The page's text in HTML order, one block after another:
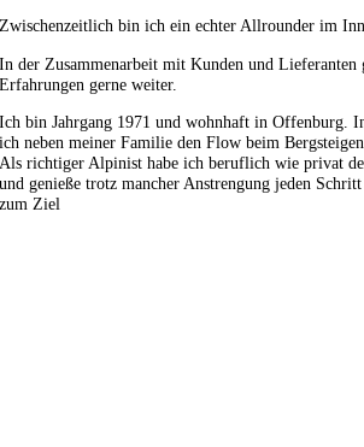
Zwischenzeitlich bin ich ein echter Allrounder im
In der Zusammenarbeit mit Kunden und Lieferanten
Erfahrungen gerne weiter.
Ich bin Jahrgang 1971 und wohnhaft in Offenburg.
ich neben meiner Familie den Flow beim
Als richtiger Alpinist habe ich beruflich wie privat
und genieße trotz mancher Anstrengung jeden
zum Ziel